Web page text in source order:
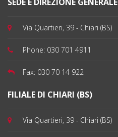
Via Quartieri, 39 - Chiari (BS)
Phone: 030 701 4911
Fax: 030 70 14 922
FILIALE DI CHIARI (BS)
Via Quartieri, 39 - Chiari (BS)